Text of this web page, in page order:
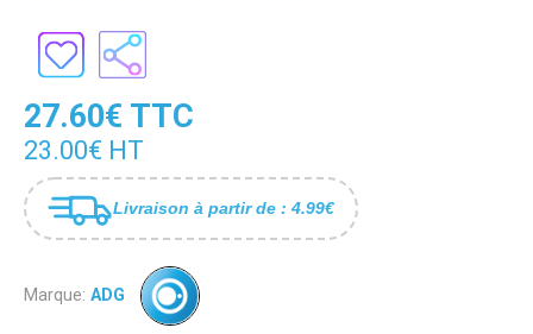
27.60€ TTC
23.00€ HT
Livraison à partir de : 4.99€
Marque: ADG